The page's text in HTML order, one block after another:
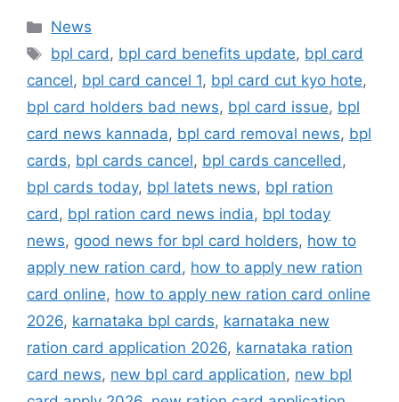
Categories
News
Tags
bpl card, bpl card benefits update, bpl card
cancel, bpl card cancel 1, bpl card cut kyo hote,
bpl card holders bad news, bpl card issue, bpl
card news kannada, bpl card removal news, bpl
cards, bpl cards cancel, bpl cards cancelled,
bpl cards today, bpl latets news, bpl ration
card, bpl ration card news india, bpl today
news, good news for bpl card holders, how to
apply new ration card, how to apply new ration
card online, how to apply new ration card online
2026, karnataka bpl cards, karnataka new
ration card application 2026, karnataka ration
card news, new bpl card application, new bpl